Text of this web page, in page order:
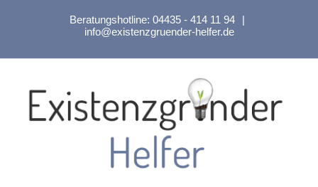
Beratungshotline: 04435 - 414 11 94
|
info@existenzgruender-helfer.de